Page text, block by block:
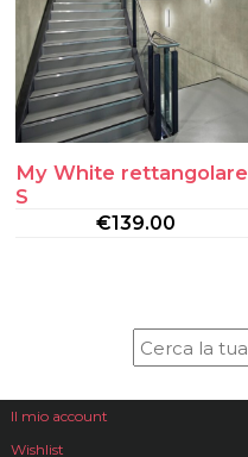
My White rettangolare
S
€139.00
Il mio account
Wishlist